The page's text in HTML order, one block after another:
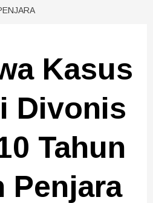
Kasus
Divonis
Tahun
Penjara